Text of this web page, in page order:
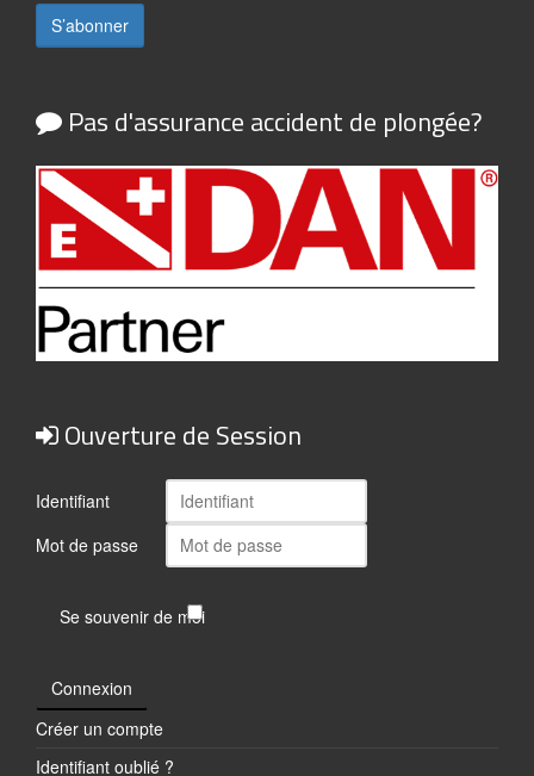
Pas d'assurance accident de plongée?
Ouverture de Session
Identifiant
Mot de passe
Se souvenir de moi
Connexion
Créer un compte
Identifiant oublié ?